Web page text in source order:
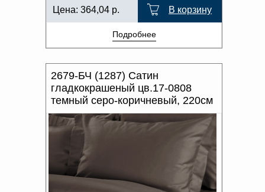
Цена: 364,04 р. В корзину
Подробнее
2679-БЧ (1287) Сатин
гладкокрашеный цв.17-0808
темный серо-коричневый, 220см